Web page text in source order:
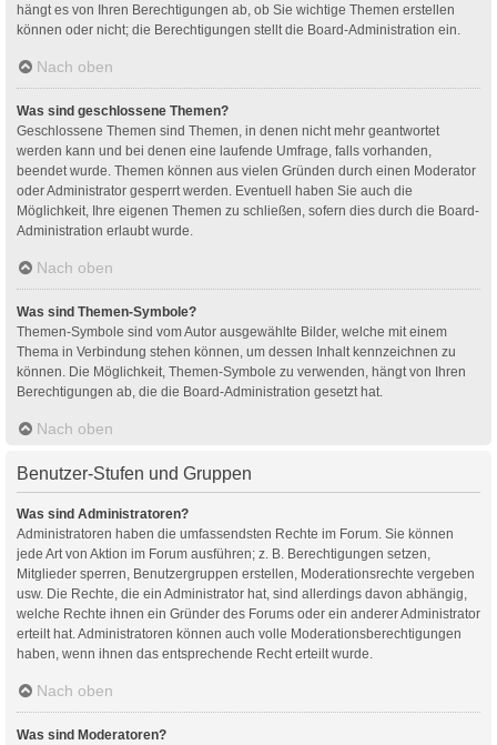
hängt es von Ihren Berechtigungen ab, ob Sie wichtige Themen erstellen
können oder nicht; die Berechtigungen stellt die Board-Administration ein.
Nach oben
Was sind geschlossene Themen?
Geschlossene Themen sind Themen, in denen nicht mehr geantwortet
werden kann und bei denen eine laufende Umfrage, falls vorhanden,
beendet wurde. Themen können aus vielen Gründen durch einen Moderator
oder Administrator gesperrt werden. Eventuell haben Sie auch die
Möglichkeit, Ihre eigenen Themen zu schließen, sofern dies durch die Board-
Administration erlaubt wurde.
Nach oben
Was sind Themen-Symbole?
Themen-Symbole sind vom Autor ausgewählte Bilder, welche mit einem
Thema in Verbindung stehen können, um dessen Inhalt kennzeichnen zu
können. Die Möglichkeit, Themen-Symbole zu verwenden, hängt von Ihren
Berechtigungen ab, die die Board-Administration gesetzt hat.
Nach oben
Benutzer-Stufen und Gruppen
Was sind Administratoren?
Administratoren haben die umfassendsten Rechte im Forum. Sie können
jede Art von Aktion im Forum ausführen; z. B. Berechtigungen setzen,
Mitglieder sperren, Benutzergruppen erstellen, Moderationsrechte vergeben
usw. Die Rechte, die ein Administrator hat, sind allerdings davon abhängig,
welche Rechte ihnen ein Gründer des Forums oder ein anderer Administrator
erteilt hat. Administratoren können auch volle Moderationsberechtigungen
haben, wenn ihnen das entsprechende Recht erteilt wurde.
Nach oben
Was sind Moderatoren?